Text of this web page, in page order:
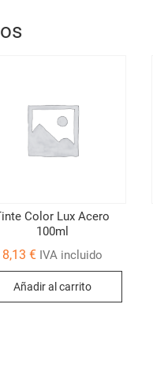
Color Lux Acero
100ml
8,13 € IVA incluido
Añadir al carrito